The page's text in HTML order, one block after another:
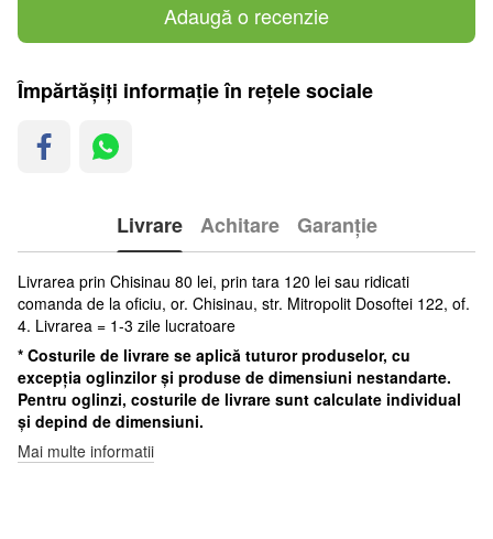
Adaugă o recenzie
Împărtășiți informație în rețele sociale
Livrare Achitare Garanție
Livrarea prin Chisinau 80 lei, prin tara 120 lei sau ridicati
comanda de la oficiu, or. Chisinau, str. Mitropolit Dosoftei 122, of.
4. Livrarea = 1-3 zile lucratoare
* Costurile de livrare se aplică tuturor produselor, cu
excepția oglinzilor și produse de dimensiuni nestandarte.
Pentru oglinzi, costurile de livrare sunt calculate individual
și depind de dimensiuni.
Mai multe informatii